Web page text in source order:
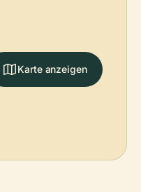
Karte anzeigen